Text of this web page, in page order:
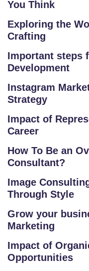
S
C
O
O
L
O
E
G
E
C
U
R
S
E
You Think
Exploring the
Crafting
Important steps
Development
Instagram
Strategy
Impact of
Career
How To Be an
Consultant?
Image
Through Style
Grow your
Marketing
Impact of
Opportunities